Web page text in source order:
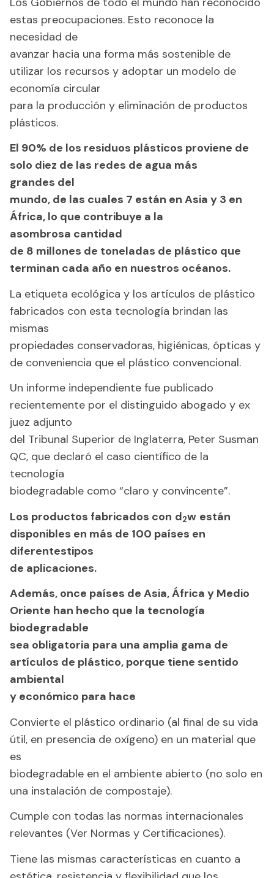
estas preocupaciones. Esto reconoce la
necesidad de
avanzar hacia una forma más sostenible de
utilizar los recursos y adoptar un modelo de
economía circular
para la producción y eliminación de productos
plásticos.
El 90% de los residuos plásticos proviene de
solo diez de las redes de agua más
grandes del
mundo, de las cuales 7 están en Asia y 3 en
África, lo que contribuye a la
asombrosa cantidad
de 8 millones de toneladas de plástico que
terminan cada año en nuestros océanos.
La etiqueta ecológica y los artículos de plástico
fabricados con esta tecnología brindan las
mismas
propiedades conservadoras, higiénicas, ópticas y
de conveniencia que el plástico convencional.
Un informe independiente fue publicado
recientemente por el distinguido abogado y ex
juez adjunto
del Tribunal Superior de Inglaterra, Peter Susman
QC, que declaró el caso científico de la
tecnología
biodegradable como “claro y convincente”.
Los productos fabricados con d2w están
disponibles en más de 100 países en
diferentestipos
de aplicaciones.
Además, once países de Asia, África y Medio
Oriente han hecho que la tecnología
biodegradable
sea obligatoria para una amplia gama de
artículos de plástico, porque tiene sentido
ambiental
y económico para hace
Convierte el plástico ordinario (al final de su vida
útil, en presencia de oxígeno) en un material que
es
biodegradable en el ambiente abierto (no solo en
una instalación de compostaje).
Cumple con todas las normas internacionales
relevantes (Ver Normas y Certificaciones).
Tiene las mismas características en cuanto a